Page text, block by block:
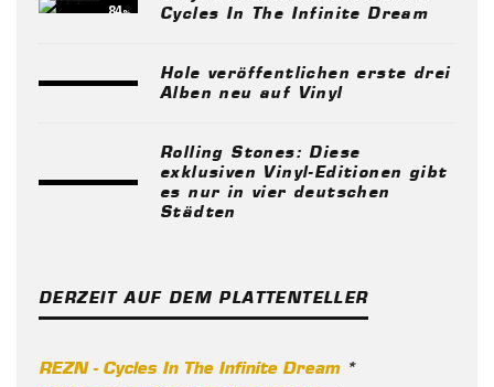
84% Cycles In The Infinite Dream
Hole veröffentlichen erste drei
Alben neu auf Vinyl
Rolling Stones: Diese
exklusiven Vinyl-Editionen gibt
es nur in vier deutschen
Städten
DERZEIT AUF DEM PLATTENTELLER
REZN - Cycles In The Infinite Dream*